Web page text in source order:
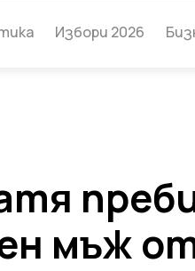
Избори 2026
мъж